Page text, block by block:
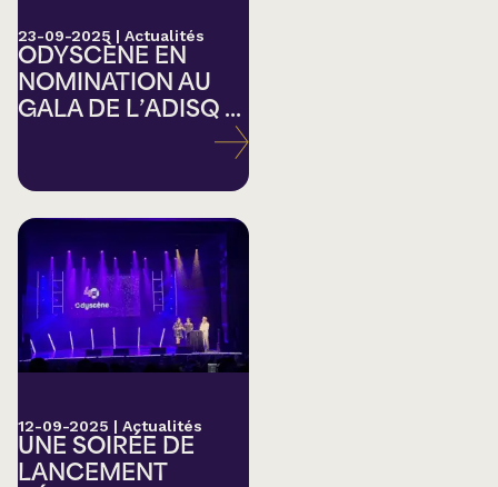
23-09-2025 | Actualités
ODYSCÈNE EN
NOMINATION AU
GALA DE L’ADISQ ...
12-09-2025 | Actualités
UNE SOIRÉE DE
LANCEMENT